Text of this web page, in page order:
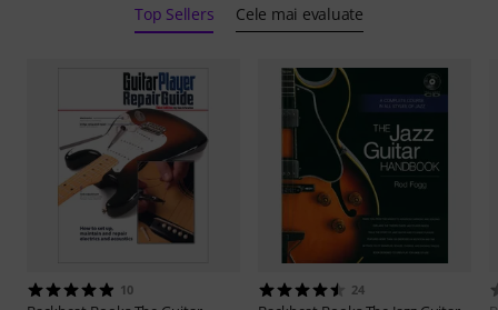
Top Sellers Cele mai evaluate
10 24